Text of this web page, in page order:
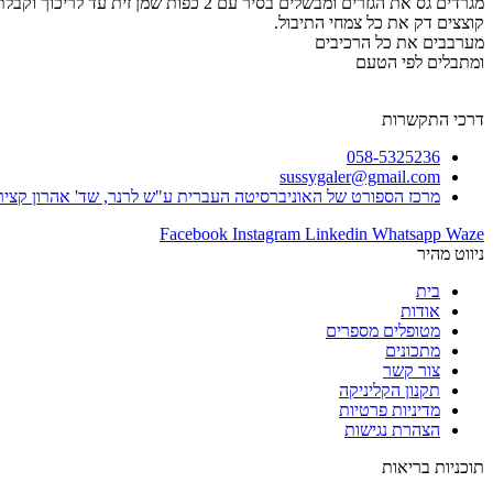
קוצצים דק את כל צמחי התיבול.
מערבבים את כל הרכיבים
ומתבלים לפי הטעם
דרכי התקשרות
058-5325236
sussygaler@gmail.com
מרכז הספורט של האוניברסיטה העברית ע"ש לרנר, שד' אהרון קציר 1 הר הצופים,
Facebook Instagram Linkedin Whatsapp Waze
ניווט מהיר
בית
אודות
מטופלים מספרים
מתכונים
צור קשר
תקנון הקליניקה
מדיניות פרטיות
הצהרת נגישות
תוכניות בריאות